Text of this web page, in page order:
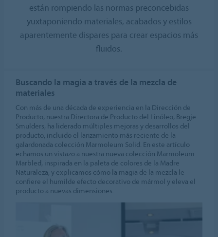
están rompiendo las normas preconcebidas
yuxtaponiendo materiales, acabados y estilos
aparentemente dispares para crear espacios más
fluidos.
Buscando la magia a través de la mezcla de
materiales
Con más de una década de experiencia en la Dirección de
Producto, nuestra Directora de Producto del Linóleo, Bregje
Smulders, ha liderado múltiples mejoras y desarrollos del
producto, incluido el lanzamiento más reciente de la
galardonada colección Marmoleum Solid. En este artículo
echamos un vistazo a nuestra nueva colección Marmoleum
Marbled, inspirada en la paleta de colores de la Madre
Naturaleza, y explicamos cómo la magia de la mezcla le
confiere el humilde efecto decorativo de mármol y eleva el
producto a nuevas dimensiones.